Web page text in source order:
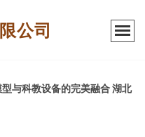
公司
与科教设备的完美融合 湖北